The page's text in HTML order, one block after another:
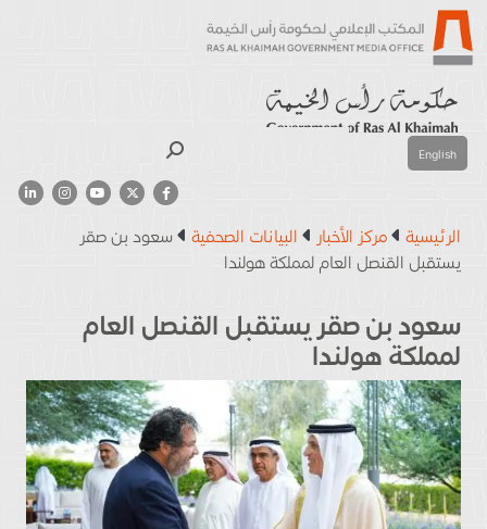
English
الرئيسية مركز الأخبار البيانات الصحفية
سعود بن صقر
يستقبل القنصل العام لمملكة هولندا
سعود بن صقر يستقبل القنصل العام
لمملكة هولندا